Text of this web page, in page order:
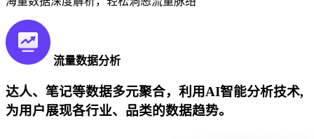
流量数据分析
达人、笔记等数据多元聚合，利用AI智能分析技术,
为用户展现各行业、品类的数据趋势。